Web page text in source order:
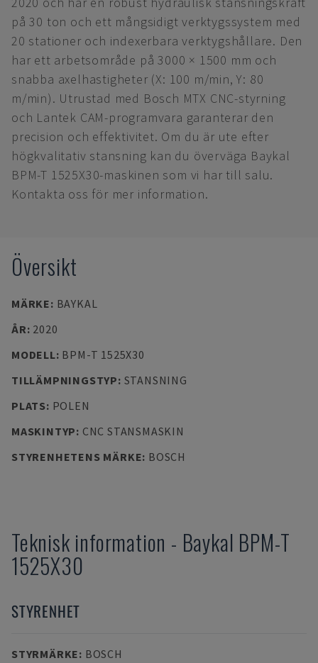
på 30 ton och ett mångsidigt verktygssystem med
20 stationer och indexerbara verktygshållare. Den
har ett arbetsområde på 3000 × 1500 mm och
snabba axelhastigheter (X: 100 m/min, Y: 80
m/min). Utrustad med Bosch MTX CNC-styrning
och Lantek CAM-programvara garanterar den
precision och effektivitet. Om du är ute efter
högkvalitativ stansning kan du överväga Baykal
BPM-T 1525X30-maskinen som vi har till salu.
Kontakta oss för mer information.
Översikt
MÄRKE: BAYKAL
ÅR: 2020
MODELL: BPM-T 1525X30
TILLÄMPNINGSTYP: STANSNING
PLATS: POLEN
MASKINTYP: CNC STANSMASKIN
STYRENHETENS MÄRKE: BOSCH
Teknisk information - Baykal BPM-T
1525X30
STYRENHET
STYRMÄRKE: BOSCH